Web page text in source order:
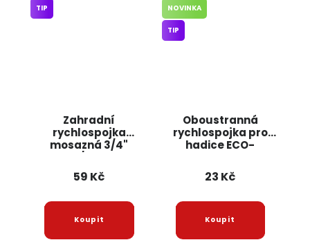
Zahradní
rychlospojka
mosazná 3/4"
F3533/F400-50
JIPOS
TIP
59 Kč
Oboustranná
rychlospojka pro
hadice ECO-
NOVINKA
TIP
23 Kč